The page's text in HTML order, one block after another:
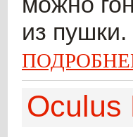
из пушки.
Oculus